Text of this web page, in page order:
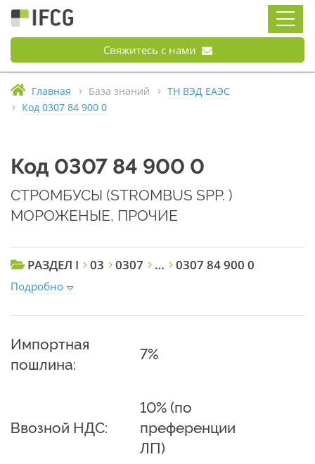
Свяжитесь с нами
Главная База знаний
ТН ВЭД ЕАЭС
Код 0307 84 900 0
Код 0307 84 900 0
СТРОМБУСЫ (STROMBUS SPP. )
МОРОЖЕНЫЕ, ПРОЧИЕ
РАЗДЕЛ I 03 0307 … 0307 84 900 0
Подробно
Импортная
пошлина:
7%
Ввозной НДС:
10% (по
преференции
ЛП)